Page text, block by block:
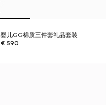
婴儿GG棉质三件套礼品套装
€ 590